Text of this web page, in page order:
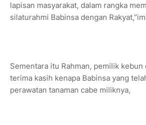
lapisan masyarakat, dalam rangka
silaturahmi Babinsa dengan
Sementara itu Rahman, pemilik kebun
terima kasih kenapa Babinsa yang
perawatan tanaman cabe miliknya,